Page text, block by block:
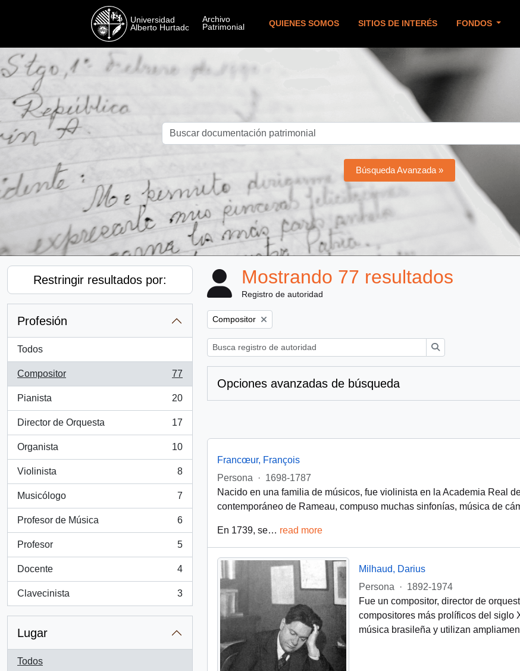
QUIENES SOMOS SITIOS DE INTERÉS FONDOS
Búsqueda Avanzada »
Restringir resultados por:
Profesión
Todos
Compositor
, 77 resultados
77
Pianista
, 20 resultados
20
Director de Orquesta
, 17 resultados
17
Organista
, 10 resultados
10
Violinista
, 8 resultados
8
Musicólogo
, 7 resultados
7
Profesor de Música
, 6 resultados
6
Profesor
, 5 resultados
5
Docente
, 4 resultados
4
Clavecinista
, 3 resultados
3
Lugar
Todos
Mostrando 77 resultados
Registro de autoridad
Remove filter:
Compositor
Opciones avanzadas de búsqueda
Francœur, François
Persona
· 1698-1787
Nacido en una familia de músicos, fue violinista en la Academia Real
contemporáneo de Rameau, compuso muchas sinfonías, música de
En 1739, se… read more
Milhaud, Darius
Persona
· 1892-1974
Fue un compositor, director de
compositores más prolíficos del siglo
música brasileña y utilizan